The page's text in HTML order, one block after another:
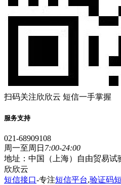
扫码关注欣欣云 短信一手掌握
服务支持
021-68909108
周一至周日 7:00-24:00
地址：中国（上海）自由贸易试
欣欣云
短信接口-专注短信平台,验证码